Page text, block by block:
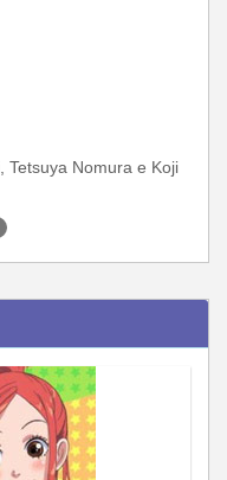
Tetsuya Nomura e Koji